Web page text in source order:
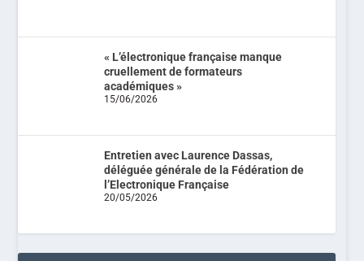
« L’électronique française manque
cruellement de formateurs
académiques »
15/06/2026
Entretien avec Laurence Dassas,
déléguée générale de la Fédération de
l’Electronique Française
20/05/2026